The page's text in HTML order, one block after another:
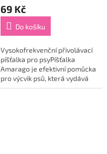
69 Kč
Do košíku
Vysokofrekvenční přivolávací
píšťalka pro psyPíšťalka
Amarago je efektivní pomůcka
pro výcvik psů, která vydává
vysokofrekvenční zvuk, který